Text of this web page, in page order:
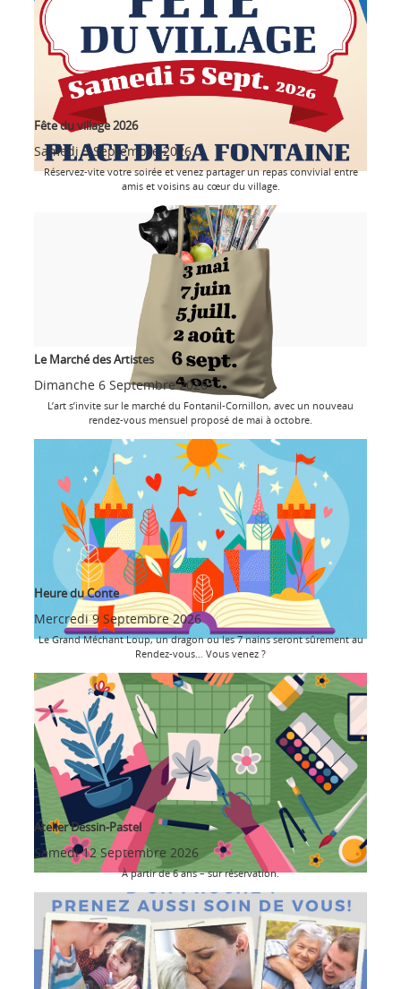
Fête du village 2026
Samedi 5 Septembre 2026
Réservez-vite votre soirée et venez partager un repas convivial entre
amis et voisins au cœur du village.
Le Marché des Artistes
Dimanche 6 Septembre 2026
L’art s’invite sur le marché du Fontanil-Cornillon, avec un nouveau
rendez-vous mensuel proposé de mai à octobre.
Heure du Conte
Mercredi 9 Septembre 2026
Le Grand Méchant Loup, un dragon ou les 7 nains seront sûrement au
Rendez-vous… Vous venez ?
Atelier Dessin-Pastel
Samedi 12 Septembre 2026
À partir de 6 ans – sur réservation.